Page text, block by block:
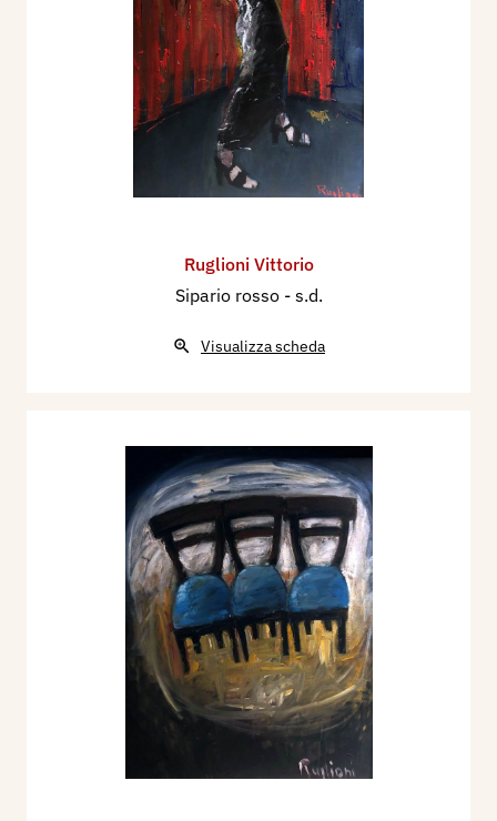
Ruglioni Vittorio
Sipario rosso - s.d.
Visualizza scheda